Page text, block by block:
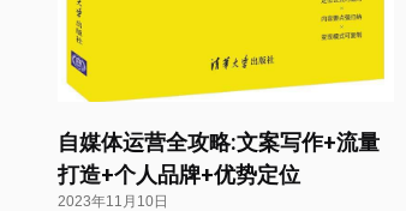
自媒体运营全攻略:文案写作+流量
打造+个人品牌+优势定位
2023年11月10日